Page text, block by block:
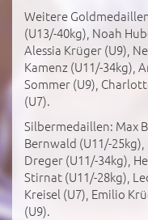
Weitere
(U13/-40kg), Noah
Alessia Krüger (U9),
Kamenz (U11/-34kg),
Sommer (U9),
(U7).
Silbermedaillen: Max
Bernwald (U11/-
Dreger (U11/-34kg),
Stirnat (U11/-28kg),
Kreisel (U7), Emilio
(U9).